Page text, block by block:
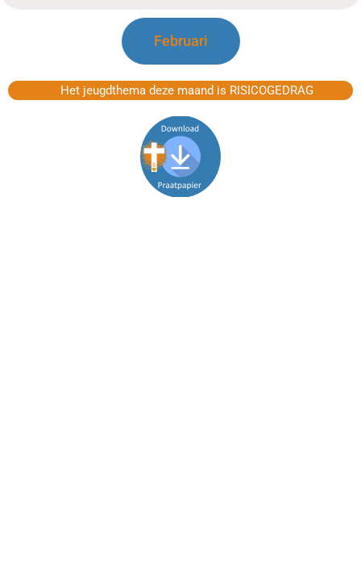
Februari
Het jeugdthema deze maand is RISICOGEDRAG